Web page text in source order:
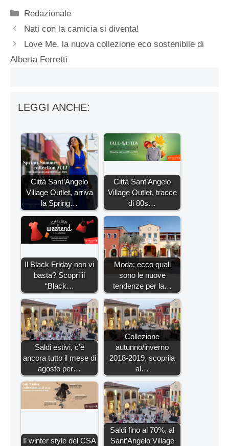
Categorie
Redazionale
Nati con la camicia si diventa!
Love Me, la nuova collezione eco sostenibile di
Alberta Ferretti
LEGGI ANCHE:
Città Sant’Angelo
Village Outlet, arriva
la Spring…
Città Sant’Angelo
Village Outlet, tracce
di 80s…
Il Black Friday non vi
basta? Scopri il
“Black…
Moda: ecco quali
sono le nuove
tendenze per la…
Saldi estivi, c’è
ancora tutto il mese di
agosto per…
Collezione
autunno/inverno
2018-2019, scoprila
al…
Il winter style del CSA
Saldi fino al 70%, al
Sant’Angelo Village